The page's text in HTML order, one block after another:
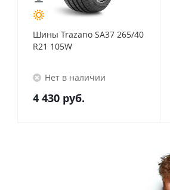
Шины Trazano SA37 265/40
R21 105W
Нет в наличии
4 430 руб.